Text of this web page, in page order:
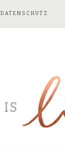
DATENSCHUTZ